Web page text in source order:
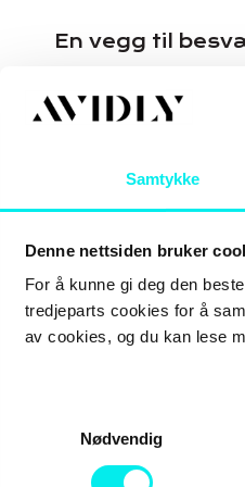
Samtykke
Denne nettsiden bruker
For å kunne gi deg den
tredjeparts cookies for å
av cookies, og du kan lese
Nødvendig
En vegg til
Så hvis du kan
vil være en digital
eksempelvis er en
De visuelle dataene
irriterende veggen
på den andre siden,
si til deg selv.
rommet var nakne.
«virkeligheten» din